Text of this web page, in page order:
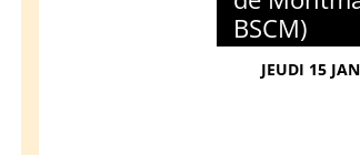
BSCM)
JEUDI 15